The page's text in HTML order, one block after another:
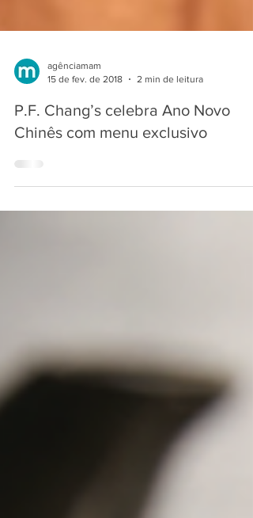
agênciamam
15 de fev. de 2018
2 min de leitura
P.F. Chang’s celebra Ano Novo